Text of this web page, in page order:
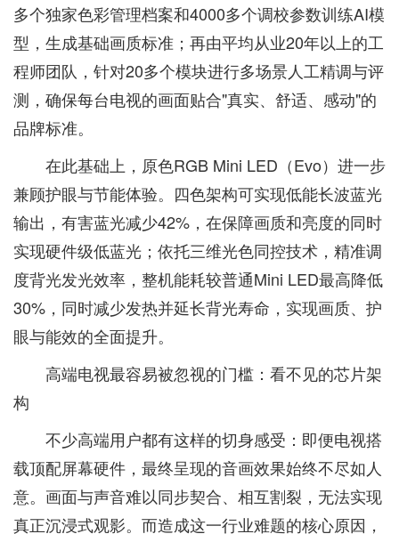
多个独家色彩管理档案和4000多个调校参数训练AI模
型，生成基础画质标准；再由平均从业20年以上的工
程师团队，针对20多个模块进行多场景人工精调与评
测，确保每台电视的画面贴合"真实、舒适、感动"的
品牌标准。
在此基础上，原色RGB Mini LED（Evo）进一步
兼顾护眼与节能体验。四色架构可实现低能长波蓝光
输出，有害蓝光减少42%，在保障画质和亮度的同时
实现硬件级低蓝光；依托三维光色同控技术，精准调
度背光发光效率，整机能耗较普通Mini LED最高降低
30%，同时减少发热并延长背光寿命，实现画质、护
眼与能效的全面提升。
高端电视最容易被忽视的门槛：看不见的芯片架
构
不少高端用户都有这样的切身感受：即便电视搭
载顶配屏幕硬件，最终呈现的音画效果始终不尽如人
意。画面与声音难以同步契合、相互割裂，无法实现
真正沉浸式观影。而造成这一行业难题的核心原因，